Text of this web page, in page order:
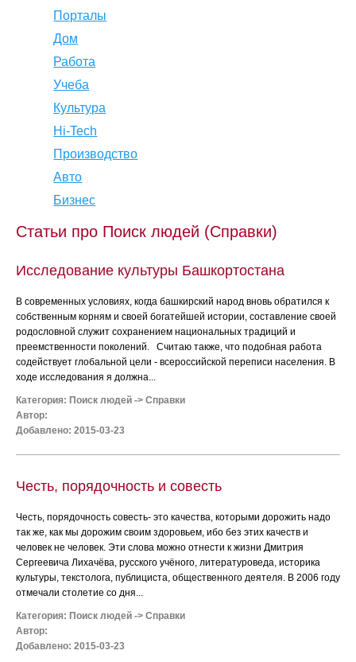
Порталы
Дом
Работа
Учеба
Культура
Hi-Tech
Производство
Авто
Бизнес
Статьи про Поиск людей (Справки)
Исследование культуры Башкортостана
В современных условиях, когда башкирский народ вновь обратился к
собственным корням и своей богатейшей истории, составление своей
родословной служит сохранением национальных традиций и
преемственности поколений. Считаю также, что подобная работа
содействует глобальной цели - всероссийской переписи населения. В
ходе исследования я должна...
Категория: Поиск людей -> Справки
Автор:
Добавлено: 2015-03-23
Честь, порядочность и совесть
Честь, порядочность совесть- это качества, которыми дорожить надо
так же, как мы дорожим своим здоровьем, ибо без этих качеств и
человек не человек. Эти слова можно отнести к жизни Дмитрия
Сергеевича Лихачёва, русского учёного, литературоведа, историка
культуры, текстолога, публициста, общественного деятеля. В 2006 году
отмечали столетие со дня...
Категория: Поиск людей -> Справки
Автор:
Добавлено: 2015-03-23